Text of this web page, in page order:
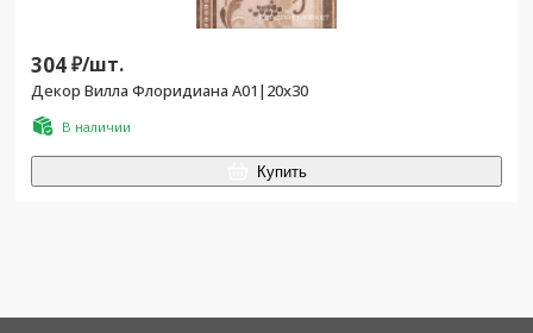
304₽/шт.
Декор Вилла Флоридиана A01|20х30
В наличии
Купить